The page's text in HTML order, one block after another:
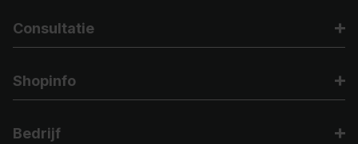
Consultatie
Shopinfo
Bedrijf